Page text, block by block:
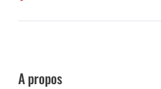
A propos